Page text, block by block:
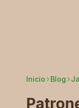
Inicio Blog